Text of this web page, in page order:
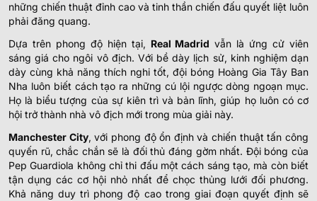
những chiến thuật đỉnh cao và tinh thần chiến đấu quyết liệt luôn
phải đăng quang.
Dựa trên phong độ hiện tại, Real Madrid vẫn là ứng cử viên
sáng giá cho ngôi vô địch. Với bề dày lịch sử, kinh nghiệm dạn
dày cùng khả năng thích nghi tốt, đội bóng Hoàng Gia Tây Ban
Nha luôn biết cách tạo ra những cú lội ngược dòng ngoạn mục.
Họ là biểu tượng của sự kiên trì và bản lĩnh, giúp họ luôn có cơ
hội trở thành nhà vô địch mới trong mùa giải này.
Manchester City, với phong độ ổn định và chiến thuật tấn công
quyến rũ, chắc chắn sẽ là đối thủ đáng gờm nhất. Đội bóng của
Pep Guardiola không chỉ thi đấu một cách sáng tạo, mà còn biết
tận dụng các cơ hội nhỏ nhất để chọc thủng lưới đối phương.
Khả năng duy trì phong độ cao trong giai đoạn quyết định sẽ